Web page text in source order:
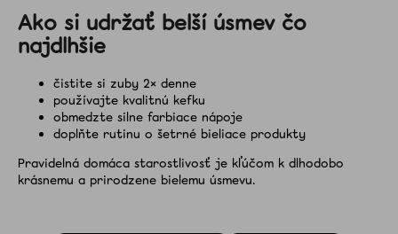
Ako si udržať belší úsmev čo
najdlhšie
čistite si zuby 2× denne
používajte kvalitnú kefku
obmedzte silne farbiace nápoje
doplňte rutinu o šetrné bieliace produkty
Pravidelná domáca starostlivosť je kľúčom k dlhodobo
krásnemu a prirodzene bielemu úsmevu.